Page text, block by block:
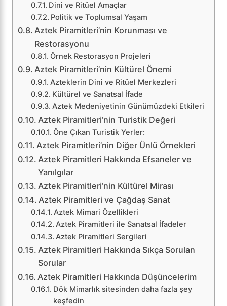
Dini ve Ritüel Amaçlar
Politik ve Toplumsal Yaşam
Aztek Piramitleri’nin Korunması ve
Restorasyonu
Örnek Restorasyon Projeleri
Aztek Piramitleri’nin Kültürel Önemi
Azteklerin Dini ve Ritüel Merkezleri
Kültürel ve Sanatsal İfade
Aztek Medeniyetinin Günümüzdeki Etkileri
Aztek Piramitleri’nin Turistik Değeri
Öne Çıkan Turistik Yerler:
Aztek Piramitleri’nin Diğer Ünlü Örnekleri
Aztek Piramitleri Hakkında Efsaneler ve
Yanılgılar
Aztek Piramitleri’nin Kültürel Mirası
Aztek Piramitleri ve Çağdaş Sanat
Aztek Mimari Özellikleri
Aztek Piramitleri ile Sanatsal İfadeler
Aztek Piramitleri Sergileri
Aztek Piramitleri Hakkında Sıkça Sorulan
Sorular
Aztek Piramitleri Hakkında Düşüncelerim
Dök Mimarlık sitesinden daha fazla şey
keşfedin